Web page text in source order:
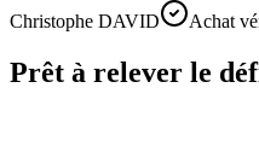
Christophe DAVID
Achat
Prêt à relever le